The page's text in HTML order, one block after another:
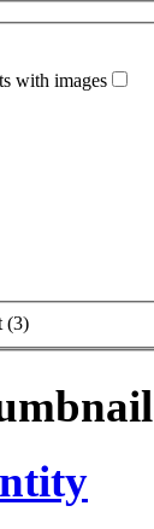
with images
(3)